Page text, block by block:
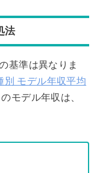
法
基準は異なりま
別 モデル年収平均
モデル年収は、